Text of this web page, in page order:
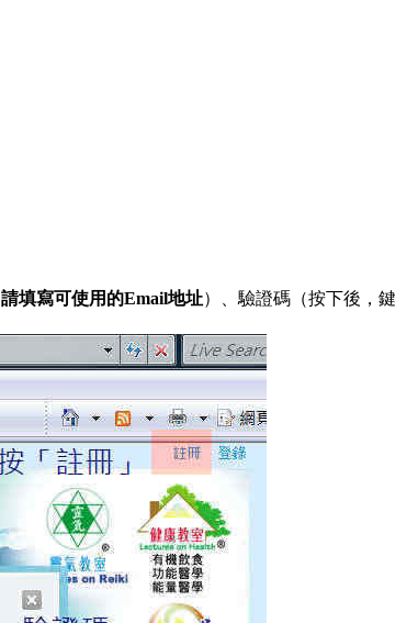
請填寫可使用的Email地址）、驗證碼（按下後，鍵